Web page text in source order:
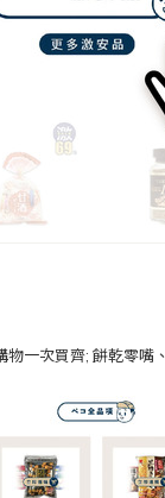
物一次買齊; 餅乾零